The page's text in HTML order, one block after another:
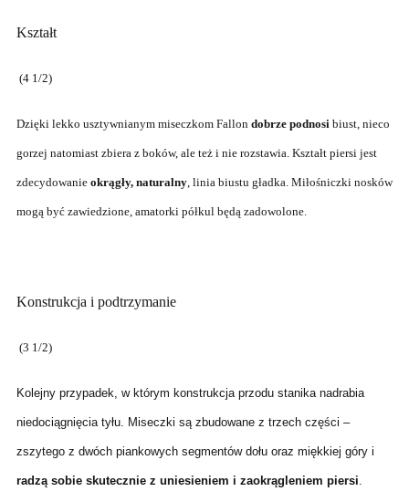
Kształt
(4 1/2)
Dzięki lekko usztywnianym miseczkom Fallon dobrze podnosibiust, nieco
gorzej natomiast zbiera z boków, ale też i nie rozstawia. Kształt piersi jest
zdecydowanie okrągły, naturalny, linia biustu gładka. Miłośniczki nosków
mogą być zawiedzione, amatorki półkul będą zadowolone.
Konstrukcja i podtrzymanie
(3 1/2)
Kolejny przypadek, w którym konstrukcja przodu stanika nadrabia
niedociągnięcia tyłu. Miseczki są zbudowane z trzech części –
zszytego z dwóch piankowych segmentów dołu oraz miękkiej góry i
radzą sobie skutecznie z uniesieniem i zaokrągleniem piersi.